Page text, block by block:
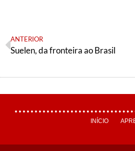
ANTERIOR
Suelen, da fronteira ao Brasil
INÍCIO